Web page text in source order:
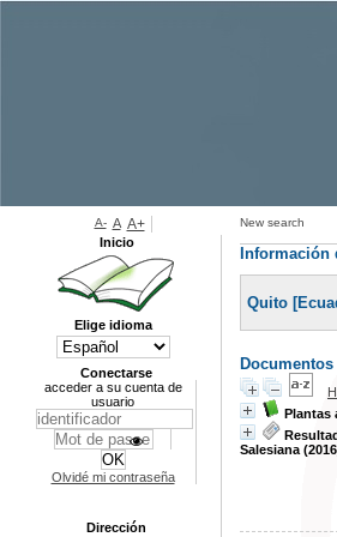
New search
Información
Quito
Plantas
Salesiana
A- A A+
Inicio
Elige idioma
Conectarse
acceder a su cuenta de
usuario
Olvidé mi contraseña
Dirección